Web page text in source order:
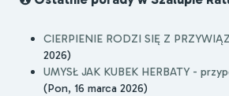
CIERPIENIE RODZI SIĘ Z
2026)
UMYSŁ JAK KUBEK HERBATY -
(Pon, 16 marca 2026)